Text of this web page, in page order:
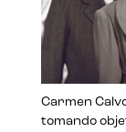
Carmen
tomando